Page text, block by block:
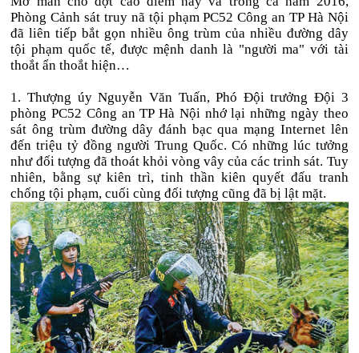
Phòng Cảnh sát truy nã tội phạm PC52 Công an TP Hà Nội
đã liên tiếp bắt gọn nhiều ông trùm của nhiều đường dây
tội phạm quốc tế, được mệnh danh là "người ma" với tài
thoắt ẩn thoắt hiện…
1. Thượng úy Nguyễn Văn Tuấn, Phó Đội trưởng Đội 3
phòng PC52 Công an TP Hà Nội nhớ lại những ngày theo
sát ông trùm đường dây đánh bạc qua mạng Internet lên
đến triệu tỷ đồng người Trung Quốc. Có những lúc tưởng
như đối tượng đã thoát khỏi vòng vây của các trinh sát. Tuy
nhiên, bằng sự kiên trì, tinh thần kiên quyết đấu tranh
chống tội phạm, cuối cùng đối tượng cũng đã bị lật mặt.